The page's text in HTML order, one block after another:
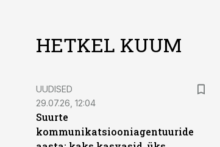
HETKEL KUUM
UUDISED
29.07.26, 12:04
Suurte
kommunikatsiooniagentuuride